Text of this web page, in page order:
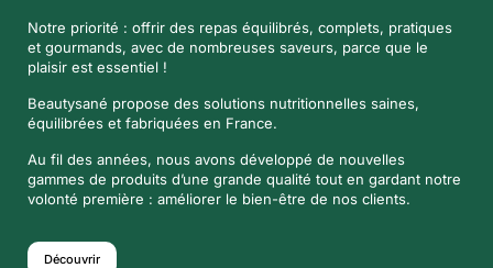
Notre priorité : offrir des repas équilibrés, complets, pratiques
et gourmands, avec de nombreuses saveurs, parce que le
plaisir est essentiel !
Beautysané propose des solutions nutritionnelles saines,
équilibrées et fabriquées en France.
Au fil des années, nous avons développé de nouvelles
gammes de produits d’une grande qualité tout en gardant notre
volonté première : améliorer le bien-être de nos clients.
Découvrir